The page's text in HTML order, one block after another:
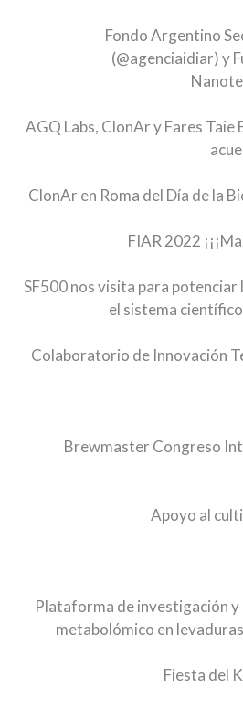
Fondo Argentino
(@agenciaidiar) y
AGQ Labs, ClonAr y Fares
ClonAr en Roma del Día de la
FIAR 2022
SF500 nos visita para
el sistema
Colaboratorio de Innovación
Brewmaster Congreso
Apoyo al
Plataforma de investigación
metabolómico en
Fiesta del